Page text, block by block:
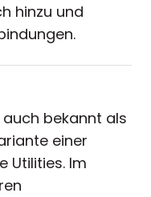
hinzu und
auch bekannt als
einer
Utilities. Im